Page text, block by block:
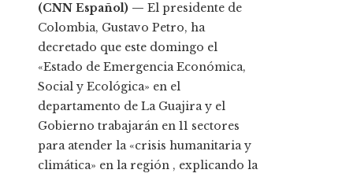
(CNN Español) — El presidente de
Colombia, Gustavo Petro, ha
decretado que este domingo el
«Estado de Emergencia Económica,
Social y Ecológica» en el
departamento de La Guajira y el
Gobierno trabajarán en 11 sectores
para atender la «crisis humanitaria y
climática» en la región , explicando la